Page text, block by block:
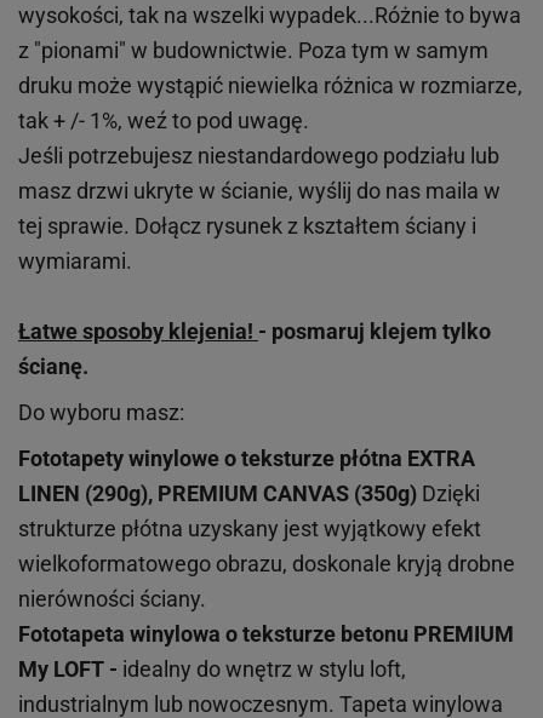
wysokości, tak na wszelki wypadek...Różnie to bywa
z "pionami" w budownictwie. Poza tym w samym
druku może wystąpić niewielka różnica w rozmiarze,
tak + /- 1%, weź to pod uwagę.
Jeśli potrzebujesz niestandardowego podziału lub
masz drzwi ukryte w ścianie, wyślij do nas maila w
tej sprawie. Dołącz rysunek z kształtem ściany i
wymiarami.
Łatwe sposoby klejenia! - posmaruj klejem tylko
ścianę.
Do wyboru masz:
Fototapety winylowe oteksturze płótna EXTRA
LINEN (290g), PREMIUM CANVAS (350g) Dzięki
strukturze płótna uzyskany jest wyjątkowy efekt
wielkoformatowego obrazu, doskonale kryją drobne
nierówności ściany.
Fototapeta winylowa oteksturze betonu PREMIUM
My LOFT - idealny do wnętrz w stylu loft,
industrialnym lub nowoczesnym. Tapeta winylowa